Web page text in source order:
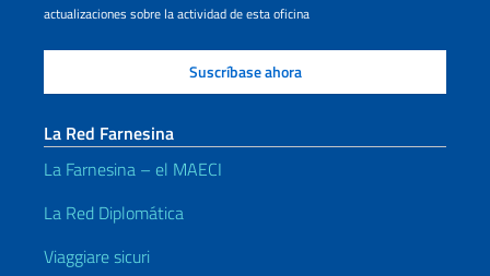
actualizaciones sobre la actividad de esta oficina
La Red Farnesina
La Farnesina – el MAECI
La Red Diplomática
Viaggiare sicuri